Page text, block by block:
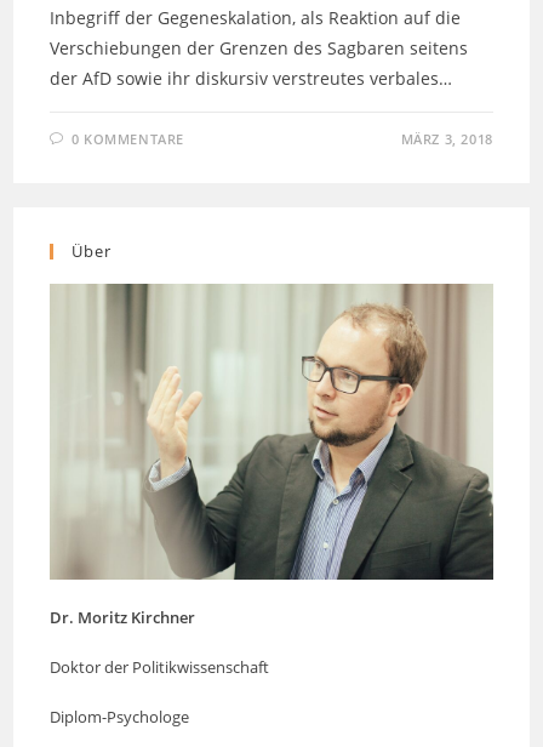
Inbegriff der Gegeneskalation, als Reaktion auf die
Verschiebungen der Grenzen des Sagbaren seitens
der AfD sowie ihr diskursiv verstreutes verbales…
0 KOMMENTARE MÄRZ 3, 2018
Über
Dr. Moritz Kirchner
Doktor der Politikwissenschaft
Diplom-Psychologe